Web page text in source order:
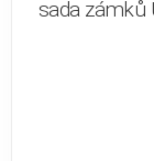
sada zámků